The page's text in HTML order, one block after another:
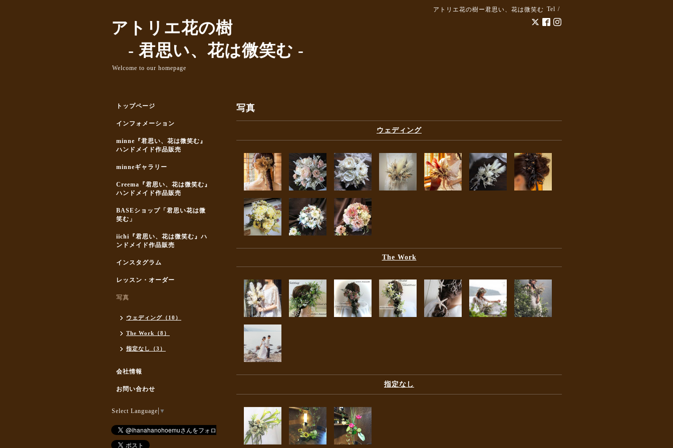
アトリエ花の樹ー君思い、花は微笑む Tel /
アトリエ花の樹
- 君思い、花は微笑む -
Welcome to our homepage
写真
ウェディング
The Work
指定なし
トップページ
インフォメーション
minne『君思い、花は微笑む』
ハンドメイド作品販売
minneギャラリー
Creema『君思い、花は微笑む』
ハンドメイド作品販売
BASEショップ「君思い花は微
笑む」
iichi『君思い、花は微笑む』ハ
ンドメイド作品販売
インスタグラム
レッスン・オーダー
写真
ウェディング（10）
The Work（8）
指定なし（3）
会社情報
お問い合わせ
Select Language ▼